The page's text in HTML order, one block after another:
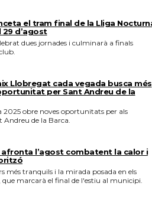
el tram final de la Lliga
d’agost
dues jornades i culminarà a finals
Llobregat cada vegada busca més
per Sant Andreu de la
2025 obre noves oportunitats per als
de la Barca.
afronta l’agost combatent la calor i
més tranquils i la mirada posada en els
marcarà el final de l'estiu al municipi.